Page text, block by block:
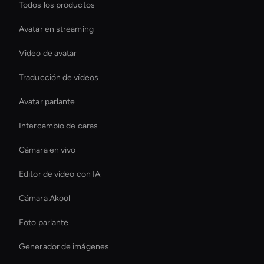
Todos los productos
Avatar en streaming
Video de avatar
Traducción de vídeos
Avatar parlante
Intercambio de caras
Cámara en vivo
Editor de vídeo con IA
Cámara Akool
Foto parlante
Generador de imágenes